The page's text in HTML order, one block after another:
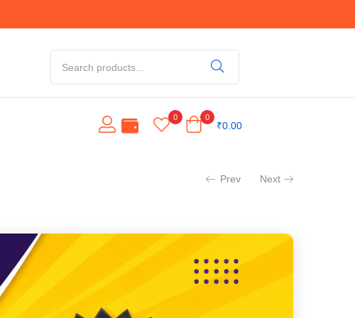
0 0
₹0.00
Prev Next